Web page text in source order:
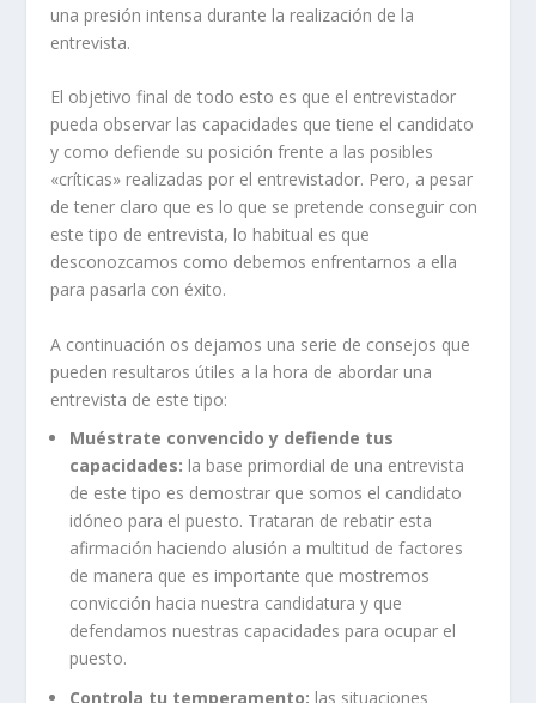
una presión intensa durante la realización de la
entrevista.
El objetivo final de todo esto es que el entrevistador
pueda observar las capacidades que tiene el candidato
y como defiende su posición frente a las posibles
«críticas» realizadas por el entrevistador. Pero, a pesar
de tener claro que es lo que se pretende conseguir con
este tipo de entrevista, lo habitual es que
desconozcamos como debemos enfrentarnos a ella
para pasarla con éxito.
A continuación os dejamos una serie de consejos que
pueden resultaros útiles a la hora de abordar una
entrevista de este tipo:
Muéstrate convencido y defiende tus
capacidades: la base primordial de una entrevista
de este tipo es demostrar que somos el candidato
idóneo para el puesto. Trataran de rebatir esta
afirmación haciendo alusión a multitud de factores
de manera que es importante que mostremos
convicción hacia nuestra candidatura y que
defendamos nuestras capacidades para ocupar el
puesto.
Controla tu temperamento: las situaciones